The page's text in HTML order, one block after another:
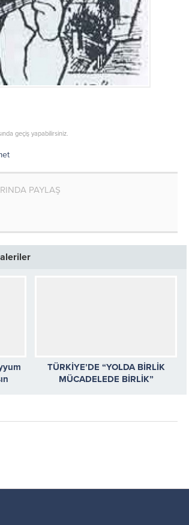
geçiş yapabilirsiniz.
PAYLAŞ
TÜRKİYE’DE “YOLDA BİRLİK
MÜCADELEDE BİRLİK”